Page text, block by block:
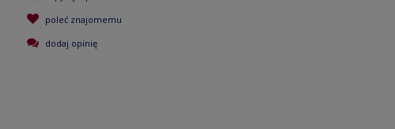
poleć znajomemu
dodaj opinię